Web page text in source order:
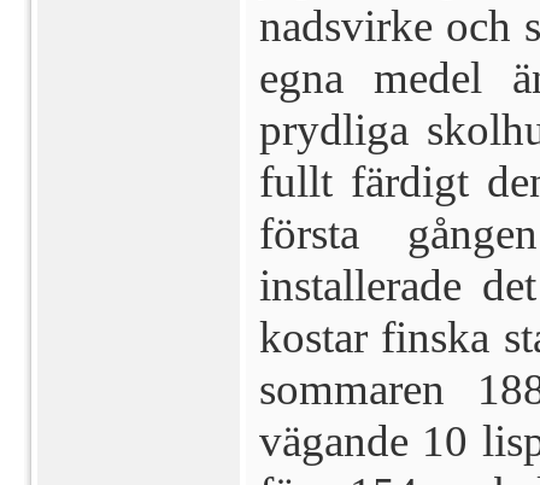
nadsvirke och
egna medel
prydliga
fullt fär­digt
första
installerade
kostar finska
somma­ren
vägande 10